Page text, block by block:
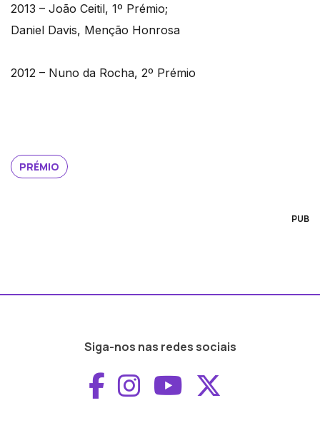
2013 – João Ceitil, 1º Prémio;
Daniel Davis, Menção Honrosa
2012 – Nuno da Rocha, 2º Prémio
PRÉMIO
PUB
Siga-nos nas redes sociais
Aceder ao
Aceder ao
Aceder ao